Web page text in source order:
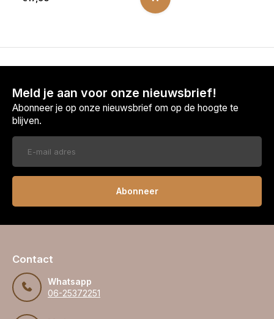
Meld je aan voor onze nieuwsbrief!
Abonneer je op onze nieuwsbrief om op de hoogte te
blijven.
Abonneer
Contact
Whatsapp
06-25372251